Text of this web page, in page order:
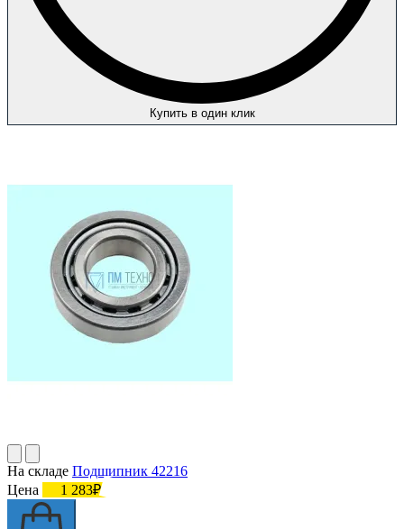
Купить в один клик
На складе Подшипник 42216
Цена
1 283₽